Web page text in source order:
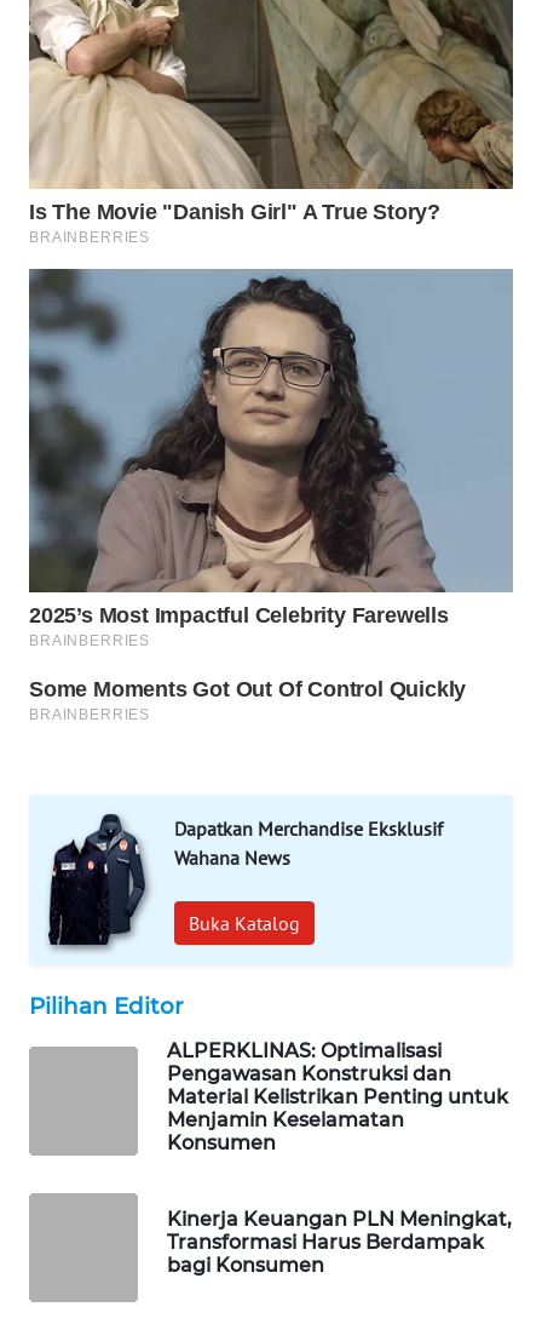
Dapatkan Merchandise Eksklusif
Wahana News
Buka Katalog
Pilihan Editor
ALPERKLINAS: Optimalisasi
Pengawasan Konstruksi dan
Material Kelistrikan Penting untuk
Menjamin Keselamatan
Konsumen
Kinerja Keuangan PLN Meningkat,
Transformasi Harus Berdampak
bagi Konsumen
ID
WAHANANEWS
CO ID
WAHANANEWS
NET
WAHANA
UMKM
WAHANA
SELEB
WAHANA
PERSONA
WAHANA
OTOMOTIF
WAHANA
WAHANA
DESA
WISATA
LAPAK
WAHANA
Wahana
Network
KELISTRIKAN